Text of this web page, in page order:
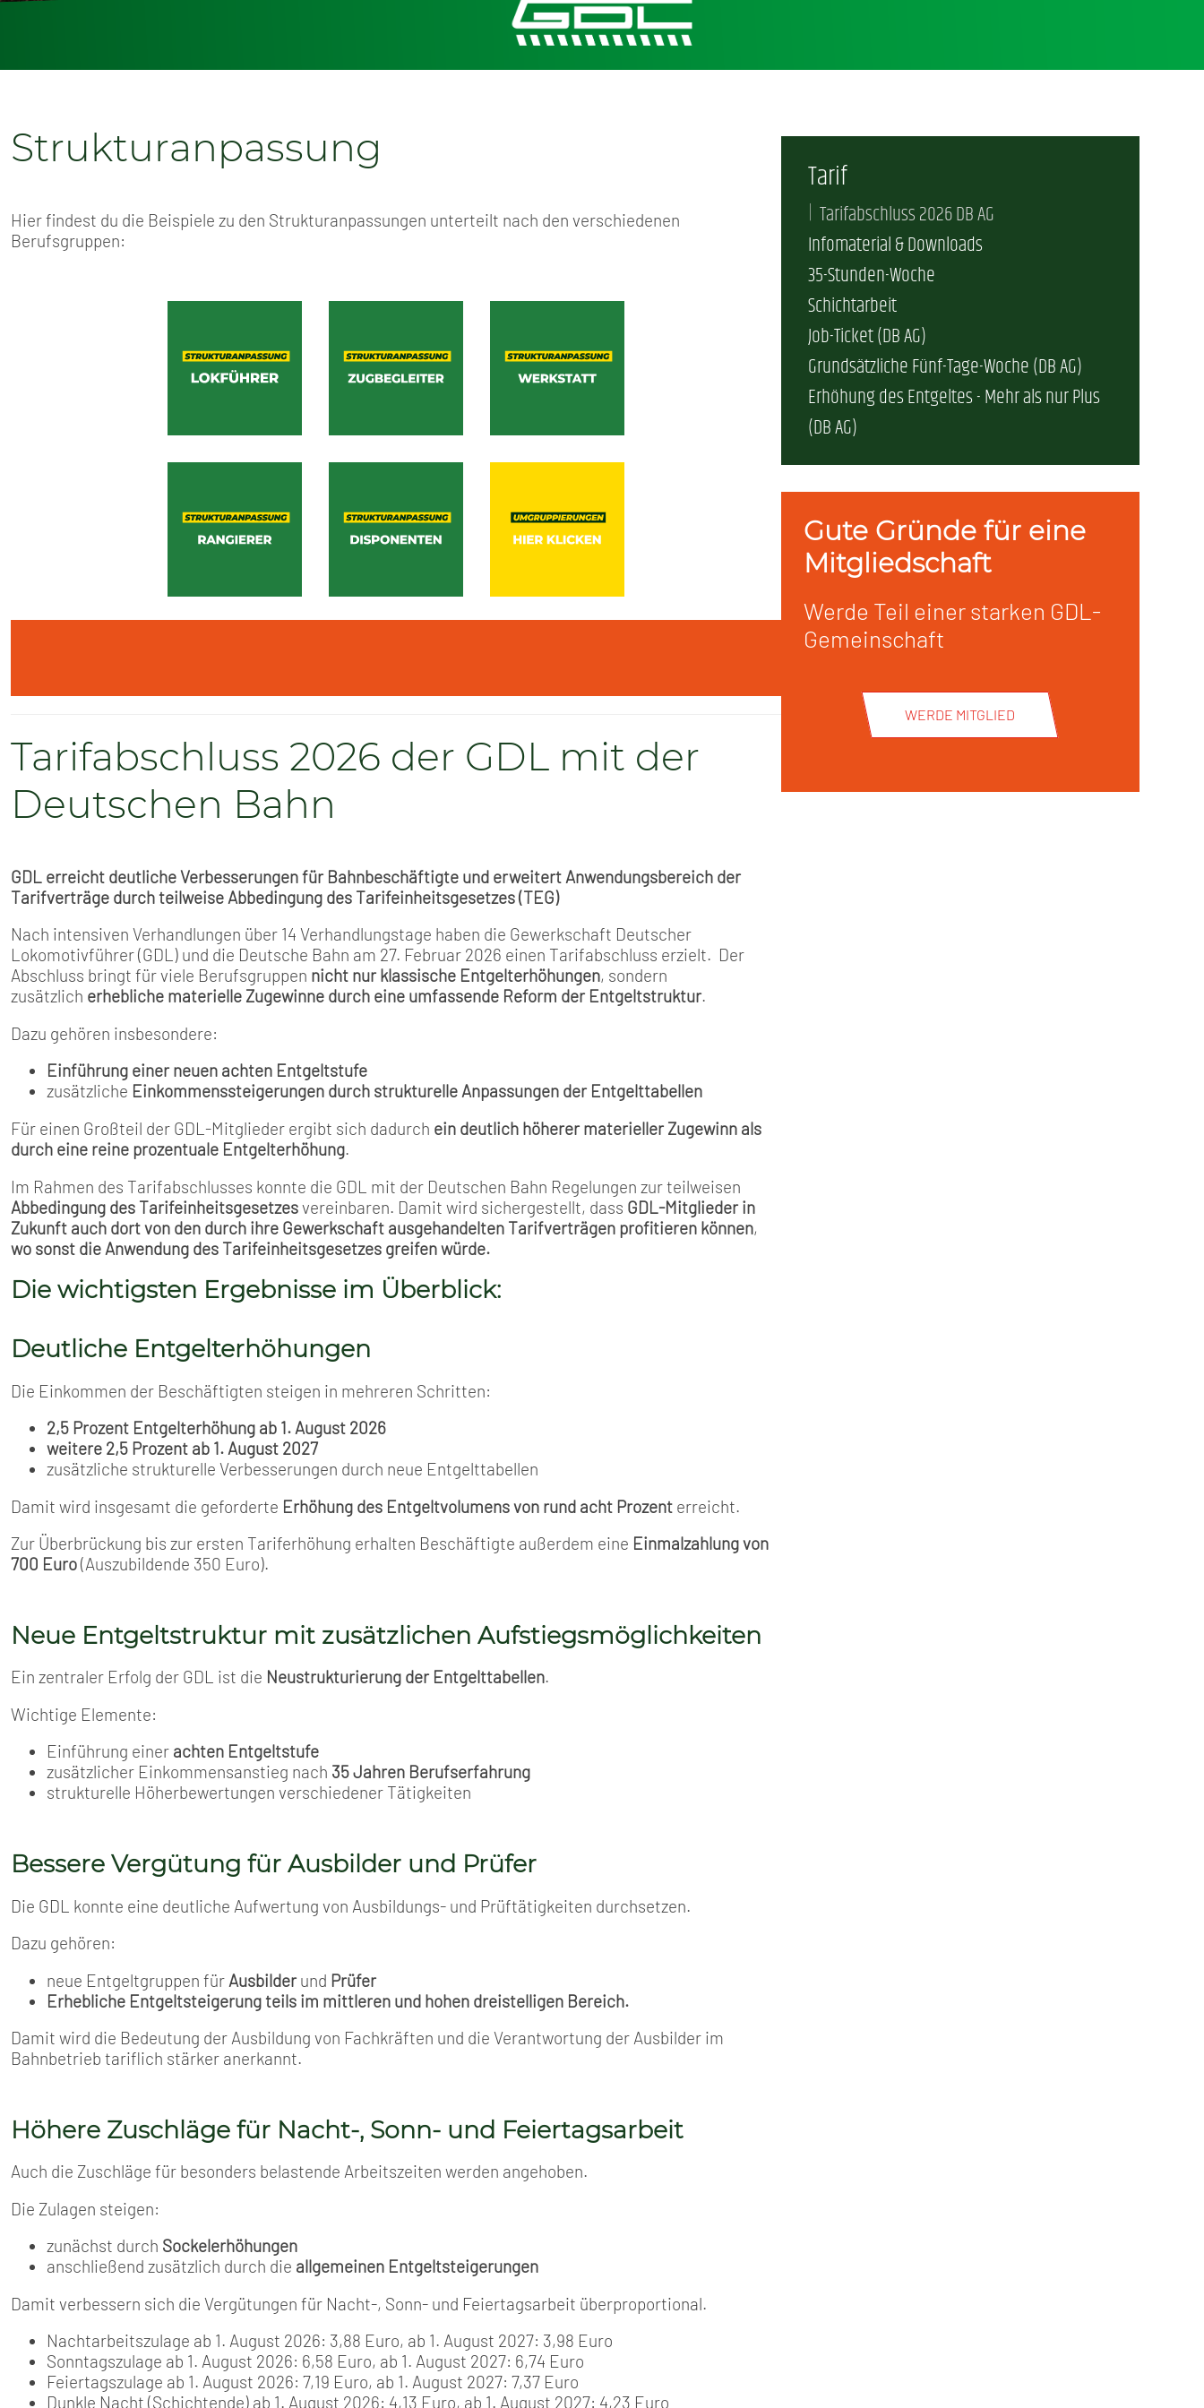
Strukturanpassung
Hier findest du die Beispiele zu den Strukturanpassungen unterteilt nach den verschiedenen
Berufsgruppen:
Tarifabschluss 2026 der GDL mit der
Deutschen Bahn
GDL erreicht deutliche Verbesserungen für Bahnbeschäftigte und erweitert Anwendungsbereich der
Tarifverträge durch teilweise Abbedingung des Tarifeinheitsgesetzes (TEG)
Nach intensiven Verhandlungen über 14 Verhandlungstage haben die Gewerkschaft Deutscher
Lokomotivführer (GDL) und die Deutsche Bahn am 27. Februar 2026 einen Tarifabschluss erzielt. Der
Abschluss bringt für viele Berufsgruppen nicht nur klassische Entgelterhöhungen, sondern
zusätzlich erhebliche materielle Zugewinne durch eine umfassende Reform der Entgeltstruktur.
Dazu gehören insbesondere:
Einführung einer neuen achten Entgeltstufe
zusätzliche Einkommenssteigerungen durch strukturelle Anpassungen der Entgelttabellen
Für einen Großteil der GDL-Mitglieder ergibt sich dadurch ein deutlich höherer materieller Zugewinn als
durch eine reine prozentuale Entgelterhöhung.
Im Rahmen des Tarifabschlusses konnte die GDL mit der Deutschen Bahn Regelungen zur teilweisen
Abbedingung des Tarifeinheitsgesetzesvereinbaren. Damit wird sichergestellt, dass GDL-Mitglieder in
Zukunft auch dort von den durch ihre Gewerkschaft ausgehandelten Tarifverträgen profitieren können,
wo sonst die Anwendung des Tarifeinheitsgesetzes greifen würde.
Die wichtigsten Ergebnisse im Überblick:
Deutliche Entgelterhöhungen
Die Einkommen der Beschäftigten steigen in mehreren Schritten:
2,5 Prozent Entgelterhöhung ab 1. August 2026
weitere 2,5 Prozent ab 1. August 2027
zusätzliche strukturelle Verbesserungen durch neue Entgelttabellen
Damit wird insgesamt die geforderte Erhöhung des Entgeltvolumens von rund acht Prozent erreicht.
Zur Überbrückung bis zur ersten Tariferhöhung erhalten Beschäftigte außerdem eine Einmalzahlung von
700 Euro(Auszubildende 350 Euro).
Neue Entgeltstruktur mit zusätzlichen Aufstiegsmöglichkeiten
Ein zentraler Erfolg der GDL ist die Neustrukturierung der Entgelttabellen.
Wichtige Elemente:
Einführung einer achten Entgeltstufe
zusätzlicher Einkommensanstieg nach 35 Jahren Berufserfahrung
strukturelle Höherbewertungen verschiedener Tätigkeiten
Bessere Vergütung für Ausbilder und Prüfer
Die GDL konnte eine deutliche Aufwertung von Ausbildungs- und Prüftätigkeiten durchsetzen.
Dazu gehören:
neue Entgeltgruppen für Ausbilder und Prüfer
Erhebliche Entgeltsteigerung teils im mittleren und hohen dreistelligen Bereich.
Damit wird die Bedeutung der Ausbildung von Fachkräften und die Verantwortung der Ausbilder im
Bahnbetrieb tariflich stärker anerkannt.
Höhere Zuschläge für Nacht-, Sonn- und Feiertagsarbeit
Auch die Zuschläge für besonders belastende Arbeitszeiten werden angehoben.
Die Zulagen steigen:
zunächst durch Sockelerhöhungen
anschließend zusätzlich durch die allgemeinen Entgeltsteigerungen
Damit verbessern sich die Vergütungen für Nacht-, Sonn- und Feiertagsarbeit überproportional.
Nachtarbeitszulage ab 1. August 2026: 3,88 Euro, ab 1. August 2027: 3,98 Euro
Sonntagszulage ab 1. August 2026: 6,58 Euro, ab 1. August 2027: 6,74 Euro
Feiertagszulage ab 1. August 2026: 7,19 Euro, ab 1. August 2027: 7,37 Euro
Dunkle Nacht (Schichtende) ab 1. August 2026: 4,13 Euro, ab 1. August 2027: 4,23 Euro
Tarif
Tarifabschluss 2026 DB AG
Infomaterial & Downloads
35-Stunden-Woche
Schichtarbeit
Job-Ticket (DB AG)
Grundsätzliche Fünf-Tage-Woche (DB AG)
Erhöhung des Entgeltes - Mehr als nur Plus
(DB AG)
Gute Gründe für eine
Mitgliedschaft
Werde Teil einer starken GDL-
Gemeinschaft
WERDE MITGLIED